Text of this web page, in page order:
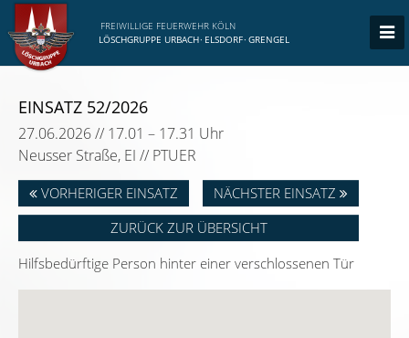
FREIWILLIGE FEUERWEHR KÖLN
LÖSCHGRUPPE URBACH· ELSDORF· GRENGEL
EINSATZ 52/2026
27.06.2026 // 17.01 – 17.31 Uhr
Neusser Straße, EI // PTUER
VORHERIGER EINSATZ
NÄCHSTER EINSATZ
ZURÜCK ZUR ÜBERSICHT
Hilfsbedürftige Person hinter einer verschlossenen Tür